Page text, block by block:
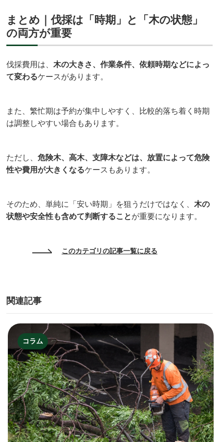
まとめ｜伐採は「時期」と「木の状態」
の両方が重要
伐採費用は、木の大きさ、作業条件、依頼時期などによっ
て変わるケースがあります。
また、繁忙期は予約が集中しやすく、比較的落ち着く時期
は調整しやすい場合もあります。
ただし、危険木、高木、支障木などは、放置によって危険
性や費用が大きくなるケースもあります。
そのため、単純に「安い時期」を狙うだけではなく、木の
状態や安全性も含めて判断することが重要になります。
このカテゴリの記事一覧に戻る
関連記事
コラム